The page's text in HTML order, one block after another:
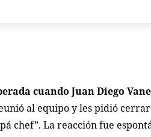
cuando Juan Diego
al equipo y les pidió
chef”. La reacción fue